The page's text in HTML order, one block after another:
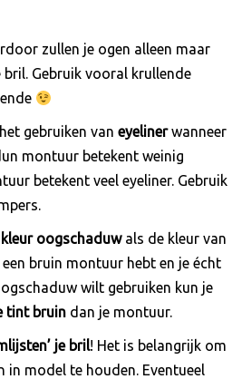
zullen je ogen alleen maar
Gebruik vooral krullende
gebruiken van eyelinerwanneer
montuur betekent weinig
betekent veel eyeliner. Gebruik
kleur oogschaduwals de kleur van
bruin montuur hebt en je écht
wilt gebruiken kun je
tint bruin dan je montuur.
je bril! Het is belangrijk om
in model te houden. Eventueel